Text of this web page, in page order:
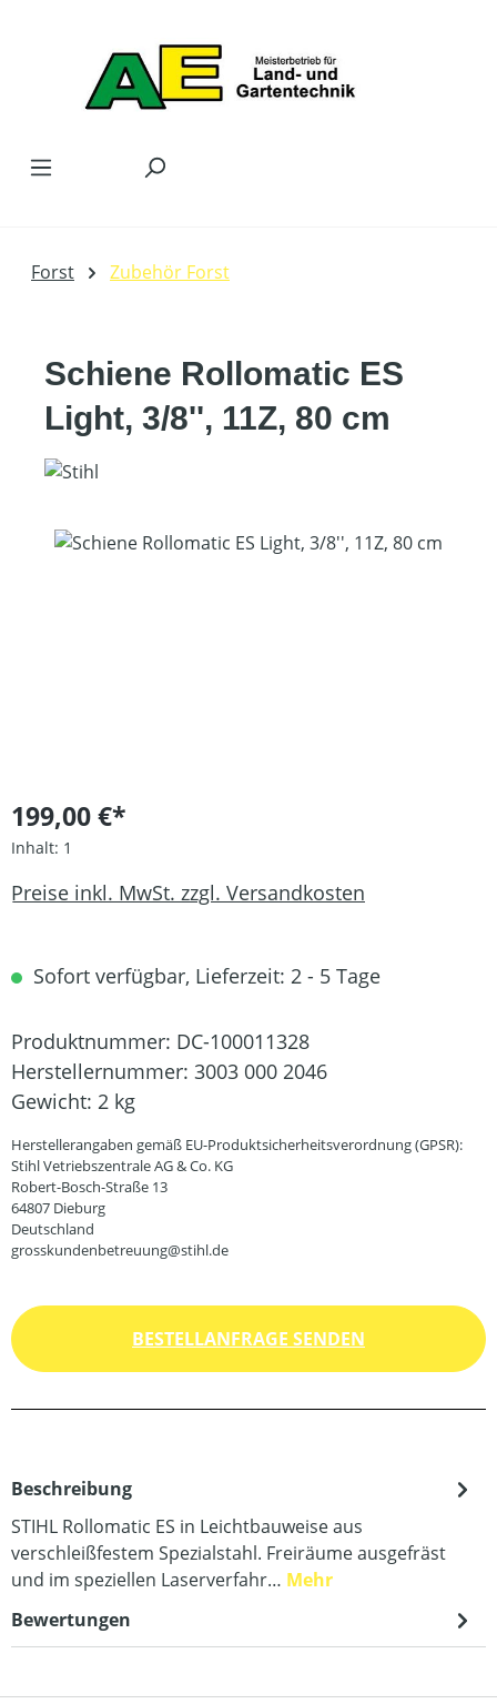
Forst Zubehör Forst
Schiene Rollomatic ES
Light, 3/8'', 11Z, 80 cm
Bildergalerie überspringen
199,00 €*
Inhalt: 1
Preise inkl. MwSt. zzgl. Versandkosten
Sofort verfügbar, Lieferzeit: 2 - 5 Tage
Produktnummer: DC-100011328
Herstellernummer: 3003 000 2046
Gewicht: 2 kg
Herstellerangaben gemäß EU-Produktsicherheitsverordnung (GPSR):
Stihl Vetriebszentrale AG & Co. KG
Robert-Bosch-Straße 13
64807 Dieburg
Deutschland
grosskundenbetreuung@stihl.de
BESTELLANFRAGE SENDEN
Beschreibung
STIHL Rollomatic ES in Leichtbauweise aus
verschleißfestem Spezialstahl. Freiräume ausgefräst
und im speziellen Laserverfahr… Mehr
Bewertungen